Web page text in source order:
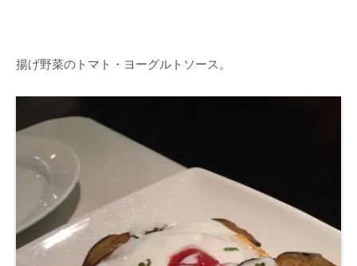
揚げ野菜のトマト・ヨーグルトソース。